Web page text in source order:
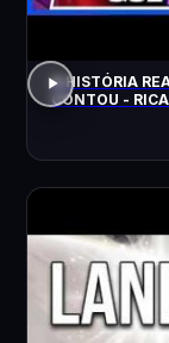
A HISTÓRIA
CONTOU -